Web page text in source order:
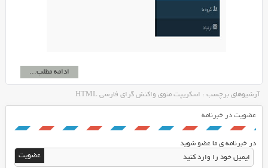
ادامه مطلب...
آرشیوهای برچسب : اسکریپت منوی واکنش گرای فارسی HTML
عضویت در خبرنامه
در خبرنامه ی ما عضو شوید